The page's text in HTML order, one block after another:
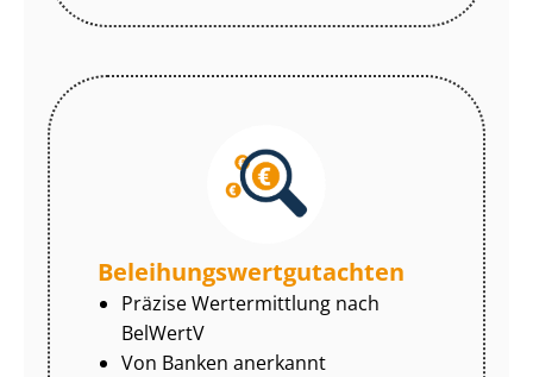
Be­lei­hungs­wert­gut­ach­ten
Präzise Wertermittlung nach
BelWertV
Von Banken anerkannt